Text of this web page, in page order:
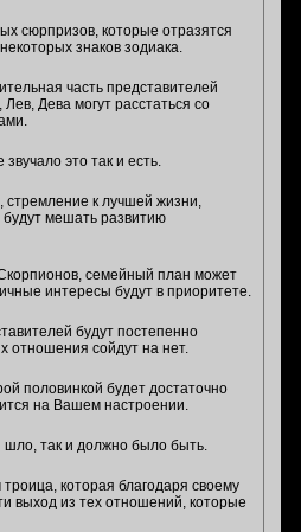
сюрпризов, которые отразятся
знаков зодиака.
часть представителей
Дева могут расстаться со
звучало это так и есть.
стремление к лучшей жизни,
мешать развитию
семейный план может
интересы будут в приоритете.
будут постепенно
отношения сойдут на нет.
половинкой будет достаточно
на Вашем настроении.
шло, так и должно было быть.
которая благодаря своему
выход из тех отношений, которые